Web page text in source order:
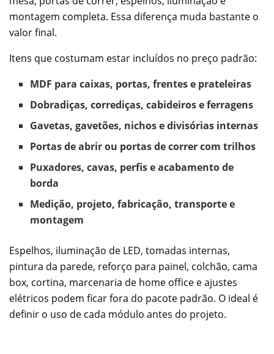
montagem completa. Essa diferença muda bastante o
valor final.
Itens que costumam estar incluídos no preço padrão:
MDF para caixas, portas, frentes e prateleiras
Dobradiças, corrediças, cabideiros e ferragens
Gavetas, gavetões, nichos e divisórias internas
Portas de abrir ou portas de correr com trilhos
Puxadores, cavas, perfis e acabamento de
borda
Medição, projeto, fabricação, transporte e
montagem
Espelhos, iluminação de LED, tomadas internas,
pintura da parede, reforço para painel, colchão, cama
box, cortina, marcenaria de home office e ajustes
elétricos podem ficar fora do pacote padrão. O ideal é
definir o uso de cada módulo antes do projeto.